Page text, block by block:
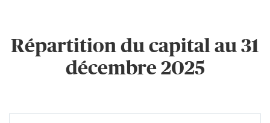
Répartition du capital au 31
décembre 2025